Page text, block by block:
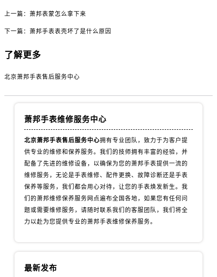
上一篇： 萧邦表蒙怎么拿下来
下一篇： 萧邦手表表壳坏了是什么原因
了解更多
北京萧邦手表售后服务中心
萧邦手表维修服务中心
北京萧邦手表售后服务中心拥有专业团队，致力于为客户提
供专业的维修和保养服务。我们的技师拥有丰富的经验，并
配备了先进的维修设备，以确保为您的萧邦手表提供一流的
维修服务，无论是手表维修、配件更换、故障诊断还是手表
保养等服务，我们都会用心对待，让您的手表焕发新生。我
们的萧邦维修保养服务网点遍布全国各地，如果您有任何问
题或需要维修服务，请随时联系我们的客服团队，我们将全
力以赴为您提供专业的萧邦手表维修保养服务。
最新发布